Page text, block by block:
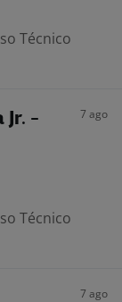
Técnico
Jr. -
7 ago
Técnico
7 ago